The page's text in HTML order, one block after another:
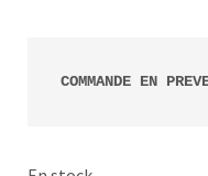
COMMANDE EN